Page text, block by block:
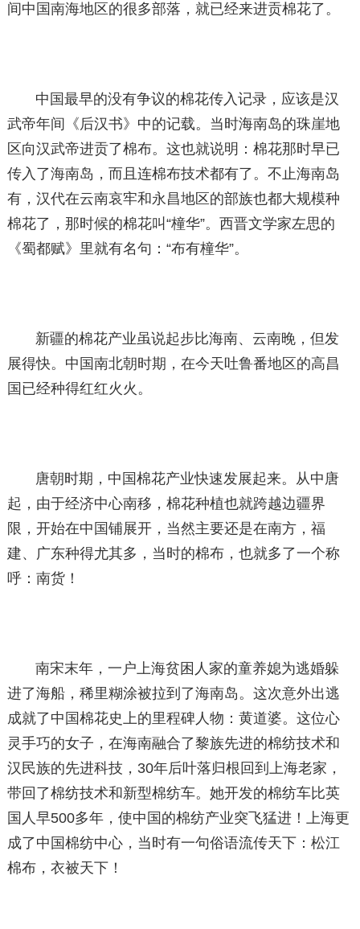
间中国南海地区的很多部落，就已经来进贡棉花了。
中国最早的没有争议的棉花传入记录，应该是汉
武帝年间《后汉书》中的记载。当时海南岛的珠崖地
区向汉武帝进贡了棉布。这也就说明：棉花那时早已
传入了海南岛，而且连棉布技术都有了。不止海南岛
有，汉代在云南哀牢和永昌地区的部族也都大规模种
棉花了，那时候的棉花叫“橦华”。西晋文学家左思的
《蜀都赋》里就有名句：“布有橦华”。
新疆的棉花产业虽说起步比海南、云南晚，但发
展得快。中国南北朝时期，在今天吐鲁番地区的高昌
国已经种得红红火火。
唐朝时期，中国棉花产业快速发展起来。从中唐
起，由于经济中心南移，棉花种植也就跨越边疆界
限，开始在中国铺展开，当然主要还是在南方，福
建、广东种得尤其多，当时的棉布，也就多了一个称
呼：南货！
南宋末年，一户上海贫困人家的童养媳为逃婚躲
进了海船，稀里糊涂被拉到了海南岛。这次意外出逃
成就了中国棉花史上的里程碑人物：黄道婆。这位心
灵手巧的女子，在海南融合了黎族先进的棉纺技术和
汉民族的先进科技，30年后叶落归根回到上海老家，
带回了棉纺技术和新型棉纺车。她开发的棉纺车比英
国人早500多年，使中国的棉纺产业突飞猛进！上海更
成了中国棉纺中心，当时有一句俗语流传天下：松江
棉布，衣被天下！